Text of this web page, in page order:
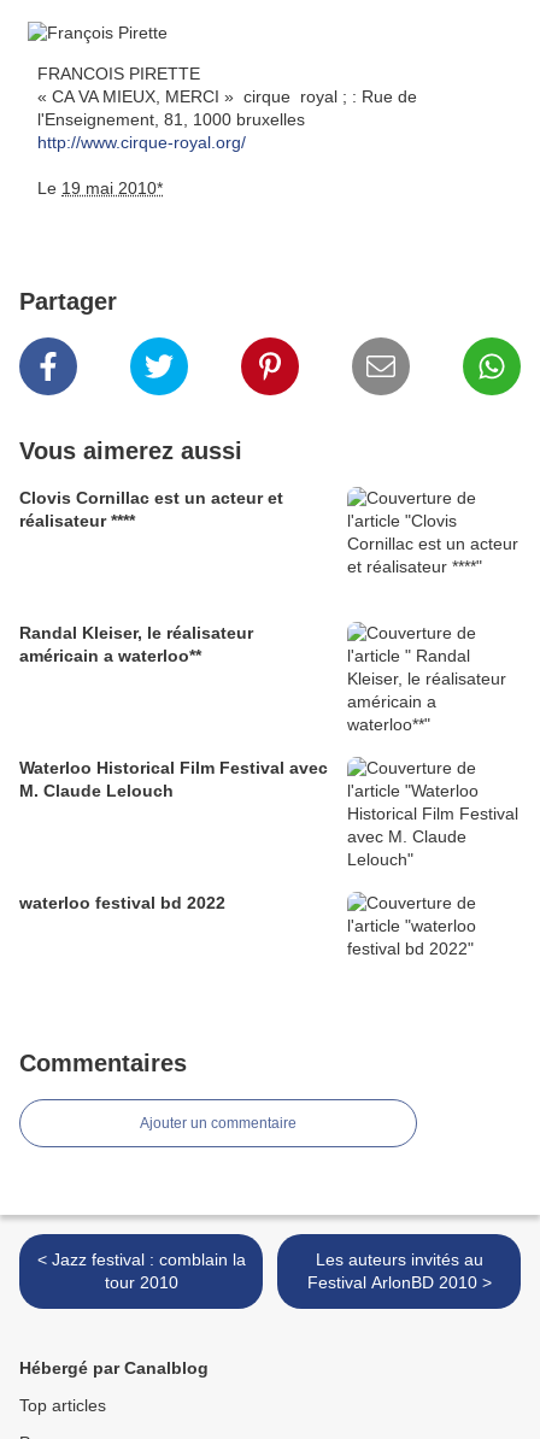
FRANCOIS PIRETTE
« CA VA MIEUX, MERCI » cirque royal ; : Rue de
l'Enseignement, 81
1000 bruxelles
http://www.cirque-royal.org/
Le 19 mai 2010*
Partager
Vous aimerez aussi
Clovis Cornillac est un acteur et
réalisateur ****
Randal Kleiser, le réalisateur
américain a waterloo**
Waterloo Historical Film Festival avec
M. Claude Lelouch
waterloo festival bd 2022
Commentaires
Ajouter un commentaire
< Jazz festival : comblain la
tour 2010
Les auteurs invités au
Festival ArlonBD 2010 >
Hébergé par Canalblog
Top articles